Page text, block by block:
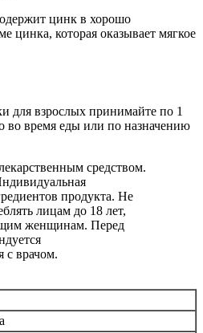
цинк в хорошо
цинка, которая оказывает мягкое
для взрослых принимайте по 1
во время еды или по назначению
средством.
продукта. Не
лицам до 18 лет,
женщинам. Перед
с врачом.